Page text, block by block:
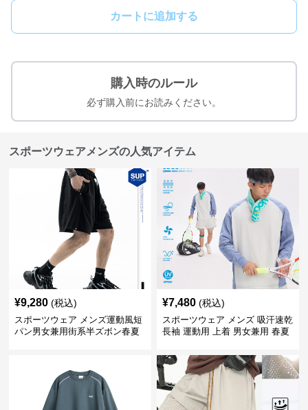
カートに追加する
購入時のルール
必ず購入前にお読みください。
スポーツウェアメンズの人気アイテム
¥9,280 (税込)
スポーツウェア メンズ運動風短
パン男女兼用街系半ズボン春夏
¥7,480 (税込)
スポーツウェア メンズ 吸汗速乾
長袖 運動用 上着 男女兼用 春夏